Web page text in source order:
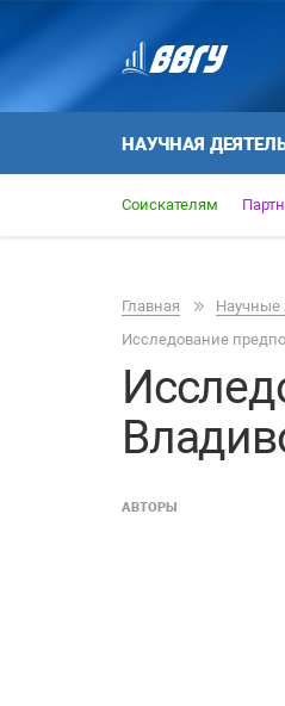
НАУЧНАЯ
Соискателям
Главная Научные
Исследование
АВТОРЫ